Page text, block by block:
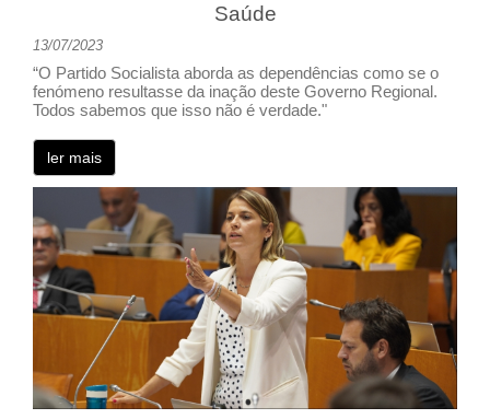
Saúde
13/07/2023
“O Partido Socialista aborda as dependências como se o
fenómeno resultasse da inação deste Governo Regional.
Todos sabemos que isso não é verdade."
ler mais